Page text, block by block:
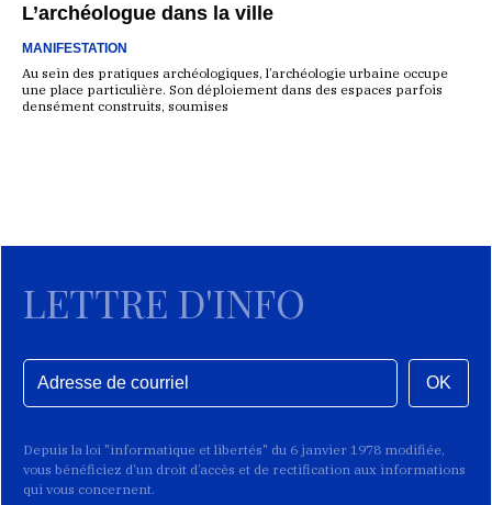
L’archéologue dans la ville
MANIFESTATION
Au sein des pratiques archéologiques, l’archéologie urbaine occupe
une place particulière. Son déploiement dans des espaces parfois
densément construits, soumises
LETTRE D'INFO
OK
Depuis la loi "informatique et libertés" du 6 janvier 1978 modifiée,
vous bénéficiez d’un droit d’accès et de rectification aux informations
qui vous concernent.